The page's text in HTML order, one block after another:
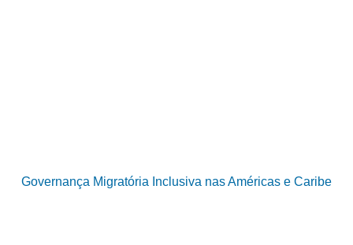
Governança Migratória Inclusiva nas Américas e Caribe